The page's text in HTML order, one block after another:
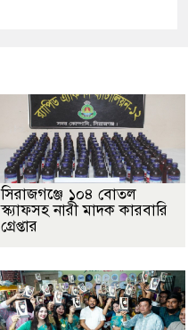
সিরাজগঞ্জে ১০৪ বোতল
স্ক্যাফসহ নারী মাদক কারবারি
গ্রেপ্তার